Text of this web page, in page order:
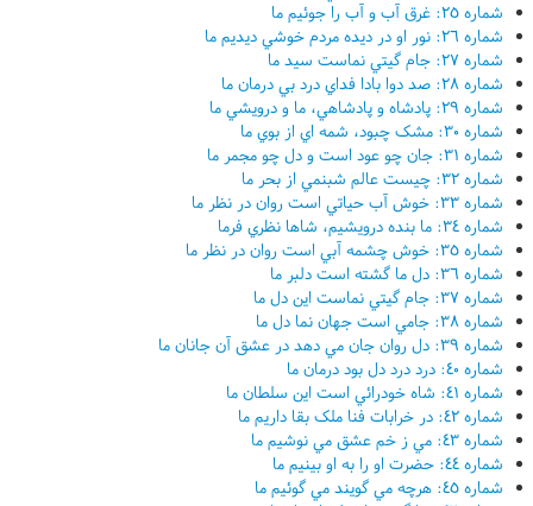
شماره ٢٥: غرق آب و آب را جوئيم ما
شماره ٢٦: نور او در ديده مردم خوشي ديديم ما
شماره ٢٧: جام گيتي نماست سيد ما
شماره ٢٨: صد دوا بادا فداي درد بي درمان ما
شماره ٢٩: پادشاه و پادشاهي، ما و درويشي ما
شماره ٣٠: مشک چبود، شمه اي از بوي ما
شماره ٣١: جان چو عود است و دل چو مجمر ما
شماره ٣٢: چيست عالم شبنمي از بحر ما
شماره ٣٣: خوش آب حياتي است روان در نظر ما
شماره ٣٤: ما بنده درويشيم، شاها نظري فرما
شماره ٣٥: خوش چشمه آبي است روان در نظر ما
شماره ٣٦: دل ما گشته است دلبر ما
شماره ٣٧: جام گيتي نماست اين دل ما
شماره ٣٨: جامي است جهان نما دل ما
شماره ٣٩: دل روان جان مي دهد در عشق آن جانان ما
شماره ٤٠: درد درد دل بود درمان ما
شماره ٤١: شاه خودرائي است اين سلطان ما
شماره ٤٢: در خرابات فنا ملک بقا داريم ما
شماره ٤٣: مي ز خم عشق مي نوشيم ما
شماره ٤٤: حضرت او را به او بينيم ما
شماره ٤٥: هرچه مي گويند مي گوئيم ما